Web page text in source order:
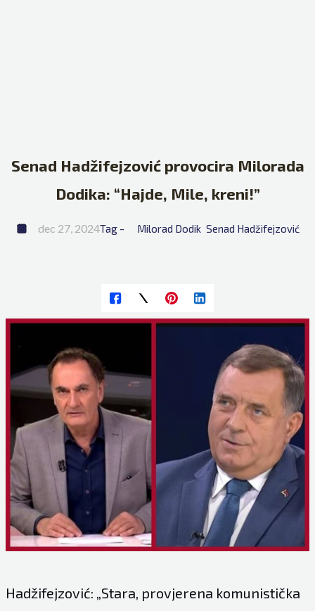
Senad Hadžifejzović provocira Milorada
Dodika: “Hajde, Mile, kreni!”
dec 27, 2024Tag - Milorad Dodik Senad Hadžifejzović
Hadžifejzović: „Stara, provjerena komunistička